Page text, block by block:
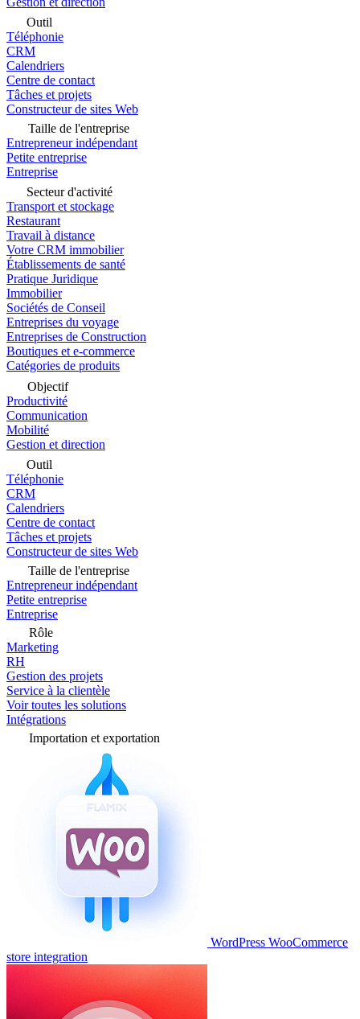
Outil
Téléphonie
CRM
Calendriers
Centre de contact
Tâches et projets
Constructeur de sites Web
Taille de l'entreprise
Entrepreneur indépendant
Petite entreprise
Entreprise
Secteur d'activité
Transport et stockage
Restaurant
Travail à distance
Votre CRM immobilier
Établissements de santé
Pratique Juridique
Immobilier
Sociétés de Conseil
Entreprises du voyage
Entreprises de Construction
Boutiques et e-commerce
Catégories de produits
Objectif
Productivité
Communication
Mobilité
Gestion et direction
Outil
Téléphonie
CRM
Calendriers
Centre de contact
Tâches et projets
Constructeur de sites Web
Taille de l'entreprise
Entrepreneur indépendant
Petite entreprise
Entreprise
Rôle
Marketing
RH
Gestion des projets
Service à la clientèle
Voir toutes les solutions
Intégrations
Importation et exportation
WordPress WooCommerce
store integration